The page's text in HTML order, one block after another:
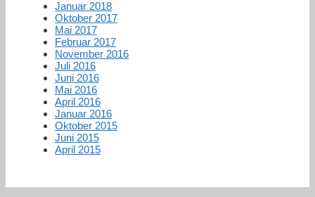
Januar 2018
Oktober 2017
Mai 2017
Februar 2017
November 2016
Juli 2016
Juni 2016
Mai 2016
April 2016
Januar 2016
Oktober 2015
Juni 2015
April 2015